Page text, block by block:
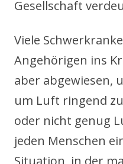
Gesellschaft
Viele
Angehörigen ins
aber abgewiesen,
um Luft ringend
oder nicht genug
jeden Menschen
Situation, in der